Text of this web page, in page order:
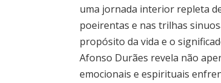
uma jornada interior repleta
poeirentas e nas trilhas
propósito da vida e o
Afonso Durães revela não
emocionais e espirituais